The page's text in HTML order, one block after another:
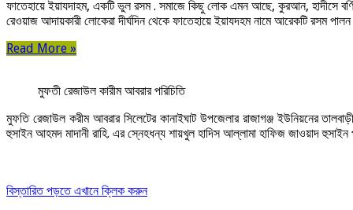
ফাতেহায়ে ইয়াযদাহম, একটি ভুল রসম . সমাজে কিছু লোক এমন আছে, কুরআন, হাদীসে
রেওয়াজ আদায়কারী লোকেরা দীর্ঘদিন থেকে ফাতেহায়ে ইয়াযদহম নামে আরেকটি রসম
Read More »
মুফতী রেজাউল কারীম আবরার পরিচিতি
মুফতি রেজাউল করীম আবরার সিলেটের কানাইঘাট উপজেলার রাজাগঞ্জ ইউনিয়নের
হুসাইন আহমদ মাদানী রাহি. এর স্নেহধন্য শায়খুল হাদিস আল্লামা হাফিজ জাওয়াদ হুসাইন
বিস্তারিত পড়তে এখানে ক্লিক করুন